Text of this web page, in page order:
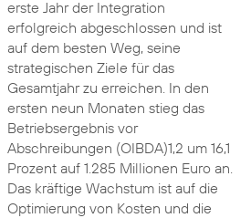
erste Jahr der Integration
erfolgreich abgeschlossen und ist
auf dem besten Weg, seine
strategischen Ziele für das
Gesamtjahr zu erreichen. In den
ersten neun Monaten stieg das
Betriebsergebnis vor
Abschreibungen (OIBDA)1,2 um 16,1
Prozent auf 1.285 Millionen Euro an.
Das kräftige Wachstum ist auf die
Optimierung von Kosten und die